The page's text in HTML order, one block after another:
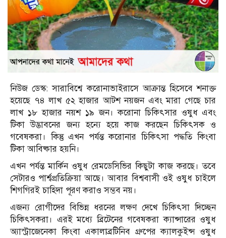
নিউজ ডেস্ক: সারাবিশ্বে করোনাভাইরাসে আক্রান্ত হিসেবে শনাক্ত
হয়েছে ৭৪ লাখ ৫২ হাজার আটশ নয়জন এবং মারা গেছে চার
লাখ ১৮ হাজার নয়শ ১৯ জন। করোনা চিকিৎসার ওষুধ এবং
টিকা উদ্ভাবনের জন্য হন্যে হয়ে কাজ করছেন চিকিৎসক ও
গবেষকরা। কিন্তু এখন পর্যন্ত করোনার চিকিৎসা পদ্ধতি কিংবা
টিকা আবিষ্কার হয়নি।
এখন পর্যন্ত মার্কিন ওষুধ রেমডেসিভির কিছুটা কাজ করছে। তবে
সেটারও পার্শ্বপ্রতিক্রিয়া আছে। আবার বিশ্ববাসী ওই ওষুধ চাইলে
শিগগিরই চাহিদা পূরণ করাও সম্ভব নয়।
এজন্য রোগীদের বিভিন্ন ধরনের লক্ষণ দেখে চিকিৎসা দিচ্ছেন
চিকিৎসকরা। এরই মধ্যে ব্রিটেনের গবেষকরা ক্যান্সারের ওষুধ
অ্যাস্ট্রাজেনেকা কিংবা একালাব্রটিনিব গ্রুপের ক্যালকুইন্স ওষুধ